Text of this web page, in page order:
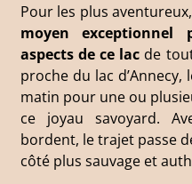
Pour les plus aventureux,
moyen
aspects de ce lac de
proche du lac
matin pour une ou
ce joyau savoyard.
bordent, le trajet passe
côté plus sauvage et